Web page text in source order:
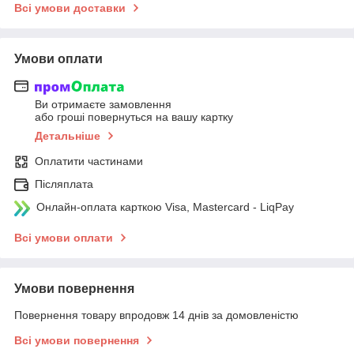
Всі умови доставки
Умови оплати
Ви отримаєте замовлення
або гроші повернуться на вашу картку
Детальніше
Оплатити частинами
Післяплата
Онлайн-оплата карткою Visa, Mastercard - LiqPay
Всі умови оплати
Умови повернення
Повернення товару впродовж 14 днів за домовленістю
Всі умови повернення